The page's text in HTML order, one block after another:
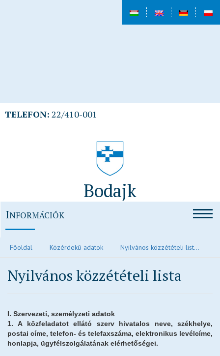
TELEFON: 22/410-001
Bodajk
INFORMÁCIÓK
Polgármesteri köszöntő
Közvilágítás hibabejelentés
Településkép
Ivóvízzel kapcsolatos tájékoztatók
Főépítész ügyfélfogadási rendje
Főoldal Közérdekű adatok Nyilvános közzétételi list...
Nyilvános közzétételi lista
I. Szervezeti, személyzeti adatok
1.A közfeladatot ellátó szerv hivatalos neve, székhelye,
postai címe, telefon- és telefaxszáma, elektronikus levélcíme,
honlapja, ügyfélszolgálatának elérhetőségei.